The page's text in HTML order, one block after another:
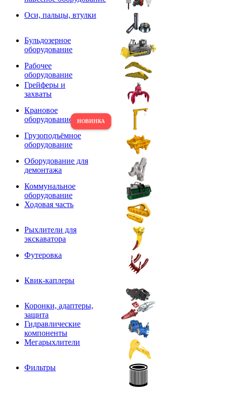
Оси, пальцы, втулки
Бульдозерное
оборудование
Рабочее
оборудование
Грейферы и
захваты
Крановое
оборудование
Грузоподъёмное
оборудование
Оборудование для
демонтажа
Коммунальное
оборудование
Ходовая часть
Рыхлители для
экскаватора
Футеровка
Квик-каплеры
Коронки, адаптеры,
защита
Гидравлические
компоненты
Мегарыхлители
Фильтры